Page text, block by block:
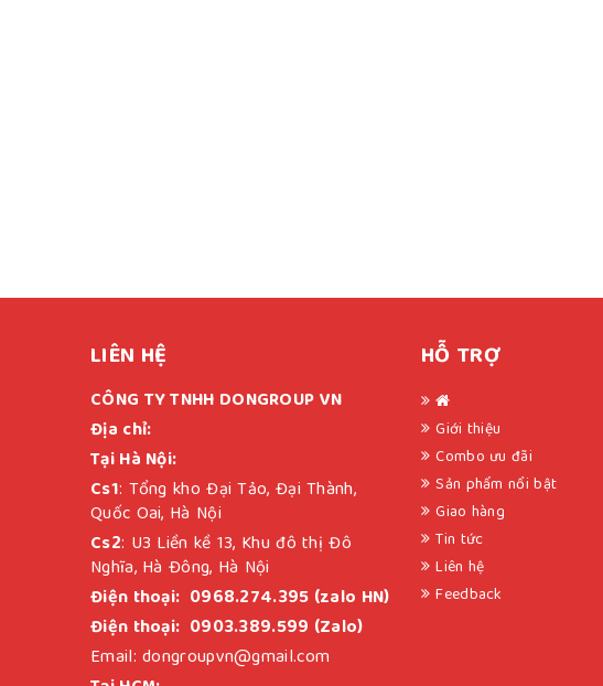
LIÊN HỆ
CÔNG TY TNHH DONGROUP VN
Địa chỉ:
Tại Hà Nội:
Cs1: Tổng kho Đại Tảo, Đại Thành,
Quốc Oai, Hà Nội
Cs2: U3 Liền kề 13, Khu đô thị Đô
Nghĩa, Hà Đông, Hà Nội
Điện thoại: 0968.274.395 (zalo HN)
Điện thoại: 0903.389.599 (Zalo)
Email: dongroupvn@gmail.com
HỖ TRỢ
Giới thiệu
Combo ưu đãi
Sản phẩm nổi bật
Giao hàng
Tin tức
Liên hệ
Feedback